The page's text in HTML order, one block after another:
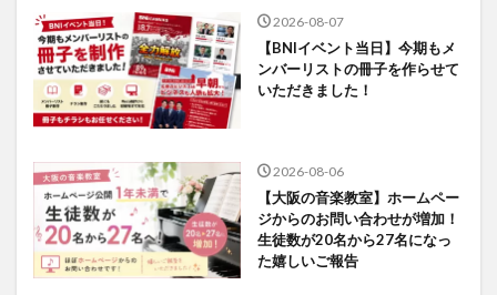
2026-08-07
【BNIイベント当日】今期もメ
ンバーリストの冊子を作らせて
いただきました！
2026-08-06
【大阪の音楽教室】ホームペー
ジからのお問い合わせが増加！
生徒数が20名から27名になっ
た嬉しいご報告